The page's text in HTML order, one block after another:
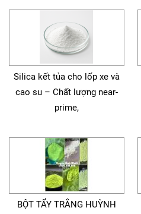
Silica kết tủa cho lốp xe và
cao su – Chất lượng near-
prime,
BỘT TẨY TRẮNG HUỲNH